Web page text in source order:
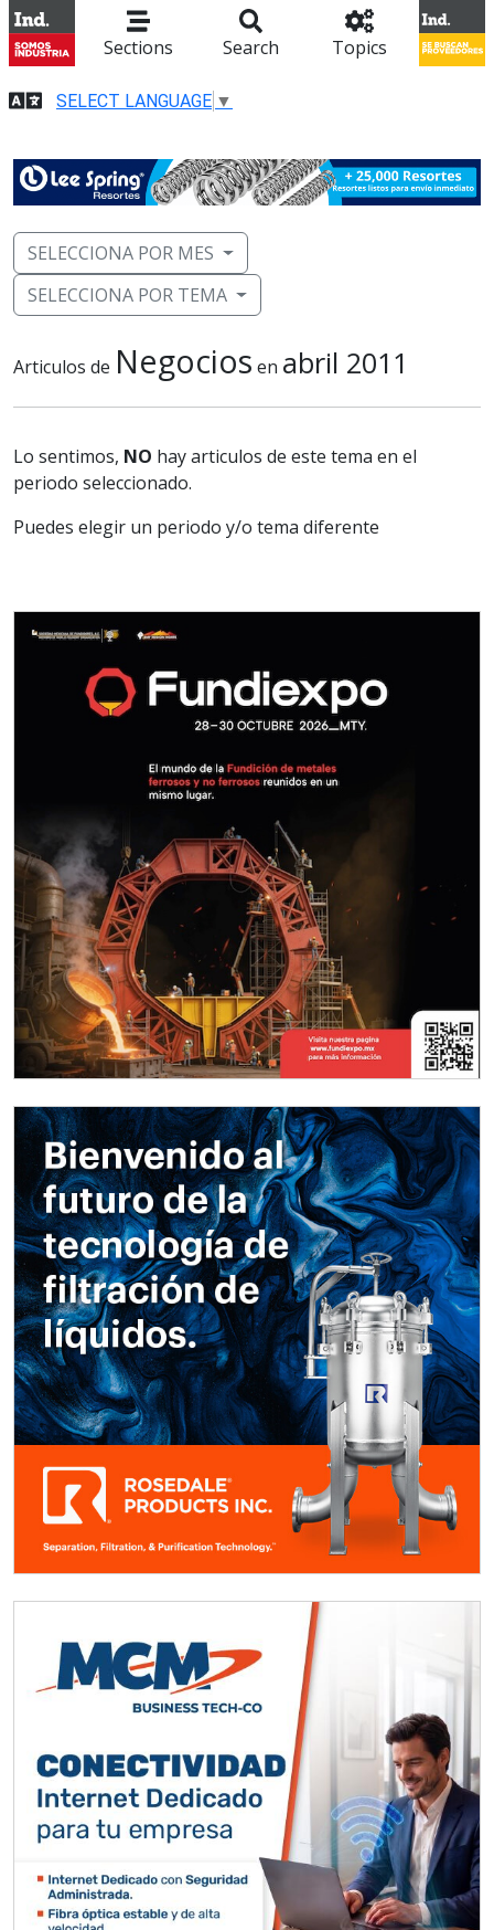
Sections Search Topics
SELECT LANGUAGE ▼
SELECCIONA POR MES
SELECCIONA POR TEMA
Articulos de Negocios en abril 2011
Lo sentimos, NO hay articulos de este tema en el
periodo seleccionado.
Puedes elegir un periodo y/o tema diferente